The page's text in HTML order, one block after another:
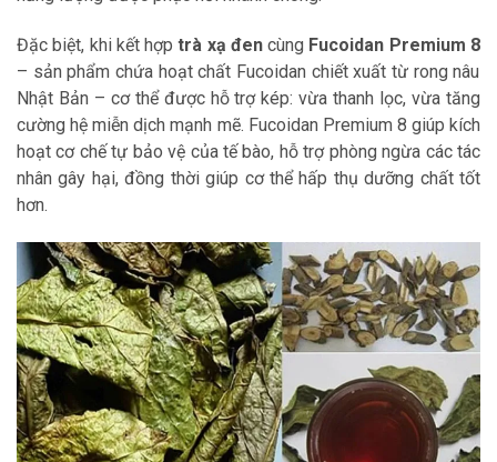
Đặc biệt, khi kết hợptrà xạ đencùng Fucoidan Premium 8
– sản phẩm chứa hoạt chất Fucoidan chiết xuất từ rong nâu
Nhật Bản – cơ thể được hỗ trợ kép: vừa thanh lọc, vừa tăng
cường hệ miễn dịch mạnh mẽ. Fucoidan Premium 8 giúp kích
hoạt cơ chế tự bảo vệ của tế bào, hỗ trợ phòng ngừa các tác
nhân gây hại, đồng thời giúp cơ thể hấp thụ dưỡng chất tốt
hơn.